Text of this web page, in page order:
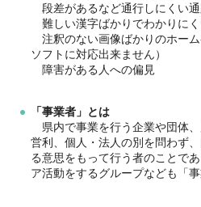
段差があるなど通行しにくい
難しい漢字ばかりでわかりに
注釈のない画像ばかりのホー
ソフトに対応出来ません）
障害がある人への偏見
「事業者」とは
県内で事業を行う企業や団体
営利、個人・法人の別を問わず
る意思をもって行う者のことで
ア活動をするグループなども「事